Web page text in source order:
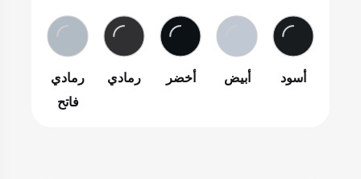
أسود أبيض أخضر رمادي
رمادي
فاتح